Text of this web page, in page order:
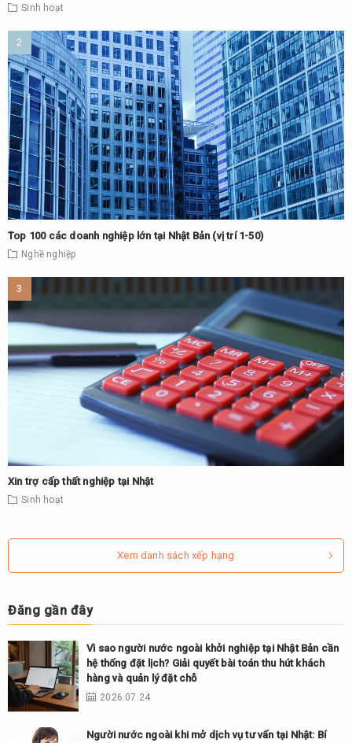
Sinh hoạt
Top 100 các doanh nghiệp lớn tại Nhật Bản (vị trí 1-50)
Nghề nghiệp
Xin trợ cấp thất nghiệp tại Nhật
Sinh hoạt
Xem danh sách xếp hạng
Đăng gần đây
Vì sao người nước ngoài khởi nghiệp tại Nhật Bản cần
hệ thống đặt lịch? Giải quyết bài toán thu hút khách
hàng và quản lý đặt chỗ
2026.07.24
Người nước ngoài khi mở dịch vụ tư vấn tại Nhật: Bí